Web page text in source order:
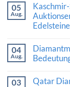
die
Auszeichnung
von
Al
den
Diamantkauf
bedeutet
zu
zeigt
Stärke:
Nachfrage
nach
Diamanten
Schmuck
05
Aug.
zu
Kaschmir-
Saphir
Rekordpreis:
Was
04
Aug.
zu
03
Qatar